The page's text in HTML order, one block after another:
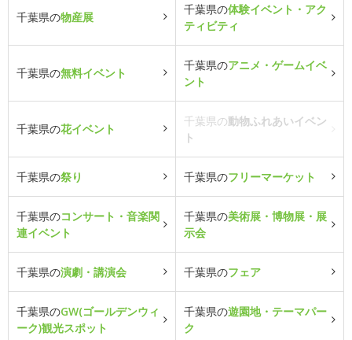
千葉県の物産展
千葉県の体験イベント・アク
ティビティ
千葉県の無料イベント
千葉県のアニメ・ゲームイベ
ント
千葉県の花イベント
千葉県の動物ふれあいイベン
ト
千葉県の祭り 千葉県のフリーマーケット
千葉県のコンサート・音楽関
連イベント
千葉県の美術展・博物展・展
示会
千葉県の演劇・講演会 千葉県のフェア
千葉県のGW(ゴールデンウィ
ーク)観光スポット
千葉県の遊園地・テーマパー
ク